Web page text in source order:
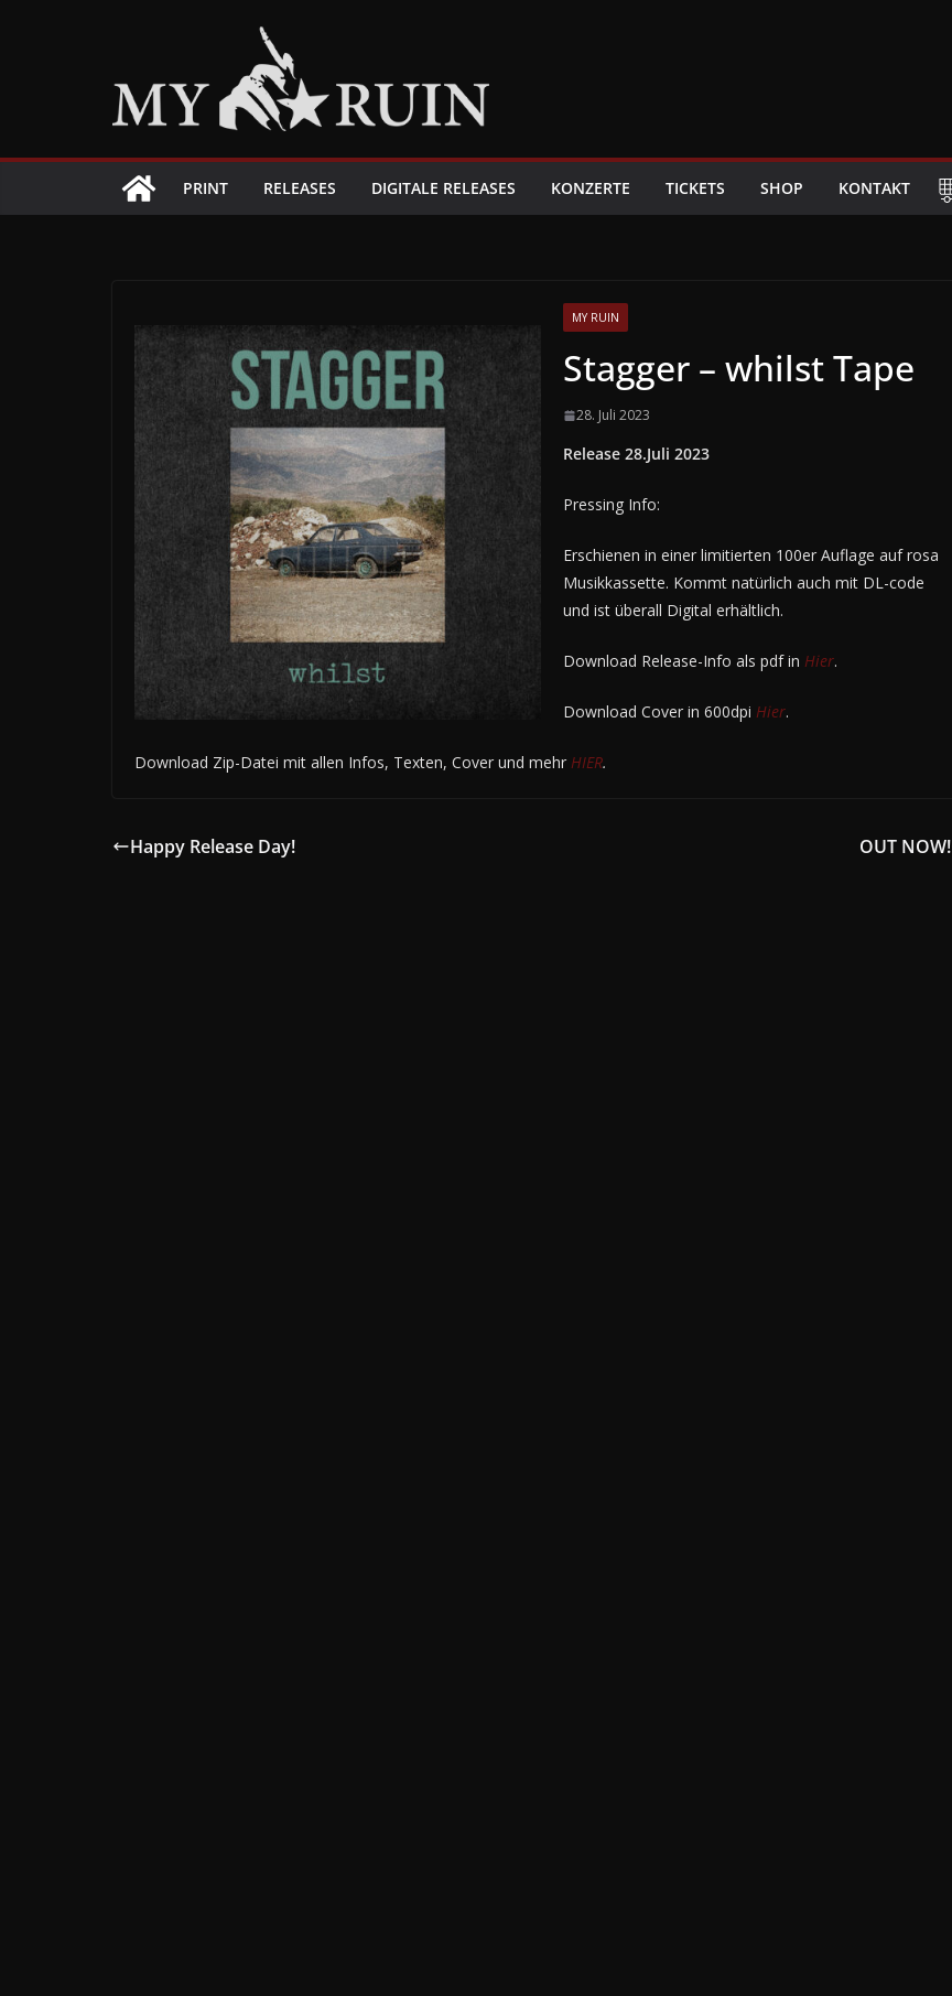
PRINT RELEASES DIGITALE RELEASES KONZERTE TICKETS SHOP KONTAKT
MY RUIN
Stagger – whilst Tape
28. Juli 2023
Release 28.Juli 2023
Pressing Info:
Erschienen in einer limitierten 100er Auflage auf rosa
Musikkassette. Kommt natürlich auch mit DL-code
und ist überall Digital erhältlich.
Download Release-Info als pdf in Hier.
Download Cover in 600dpi Hier.
Download Zip-Datei mit allen Infos, Texten, Cover und mehr HIER.
Happy Release Day! OUT NOW!